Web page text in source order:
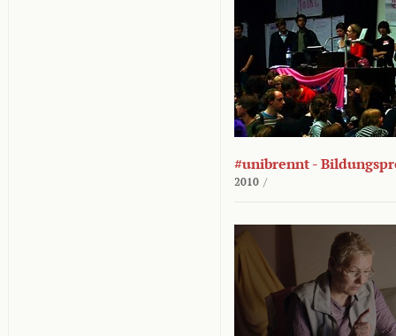
#unibrennt -
2010 /